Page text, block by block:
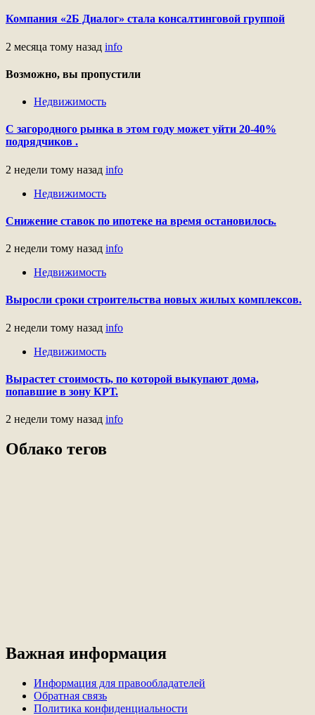
Компания «2Б Диалог» стала консалтинговой группой
2 месяца тому назад info
Возможно, вы пропустили
Недвижимость
С загородного рынка в этом году может уйти 20-40%
подрядчиков .
2 недели тому назад info
Недвижимость
Снижение ставок по ипотеке на время остановилось.
2 недели тому назад info
Недвижимость
Выросли сроки строительства новых жилых комплексов.
2 недели тому назад info
Недвижимость
Вырастет стоимость, по которой выкупают дома,
попавшие в зону КРТ.
2 недели тому назад info
Облако тегов
Важная информация
Информация для правообладателей
Обратная связь
Политика конфиденциальности